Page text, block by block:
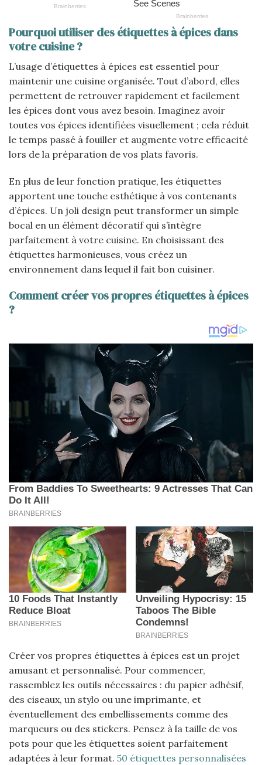
Pourquoi utiliser des étiquettes à épices dans
votre cuisine ?
L’usage d’étiquettes à épices est essentiel pour
maintenir une cuisine organisée. Tout d’abord, elles
permettent de retrouver rapidement et facilement
les épices dont vous avez besoin. Imaginez avoir
toutes vos épices identifiées visuellement ; cela réduit
le temps passé à fouiller et augmente votre efficacité
lors de la préparation de vos plats favoris.
En plus de leur fonction pratique, les étiquettes
apportent une touche esthétique à vos contenants
d’épices. Un joli design peut transformer un simple
bocal en un élément décoratif qui s’intègre
parfaitement à votre cuisine. En choisissant des
étiquettes harmonieuses, vous créez un
environnement dans lequel il fait bon cuisiner.
Comment créer vos propres étiquettes à épices
?
Créer vos propres étiquettes à épices est un projet
amusant et personnalisé. Pour commencer,
rassemblez les outils nécessaires : du papier adhésif,
des ciseaux, un stylo ou une imprimante, et
éventuellement des embellissements comme des
marqueurs ou des stickers. Pensez à la taille de vos
pots pour que les étiquettes soient parfaitement
adaptées à leur format. 50 étiquettes personnalisées